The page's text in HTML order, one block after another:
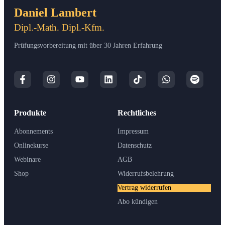
Daniel Lambert
Dipl.-Math. Dipl.-Kfm.
Prüfungsvorbereitung mit über 30 Jahren Erfahrung
Produkte
Abonnements
Onlinekurse
Webinare
Shop
Rechtliches
Impressum
Datenschutz
AGB
Widerrufsbelehrung
Vertrag widerrufen
Abo kündigen